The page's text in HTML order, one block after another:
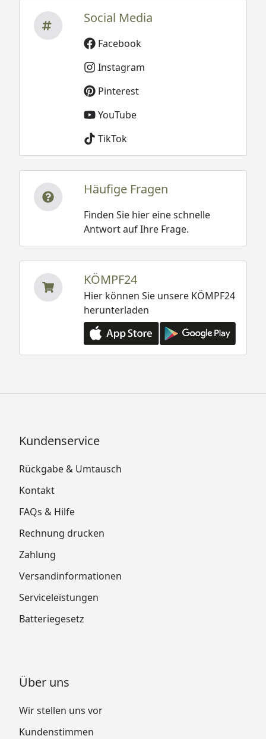
Social Media
Facebook
Instagram
Pinterest
YouTube
TikTok
Häufige Fragen
Finden Sie hier eine schnelle
Antwort auf Ihre Frage.
KÖMPF24
Hier können Sie unsere KÖMPF24
herunterladen
Kundenservice
Rückgabe & Umtausch
Kontakt
FAQs & Hilfe
Rechnung drucken
Zahlung
Versandinformationen
Serviceleistungen
Batteriegesetz
Über uns
Wir stellen uns vor
Kundenstimmen